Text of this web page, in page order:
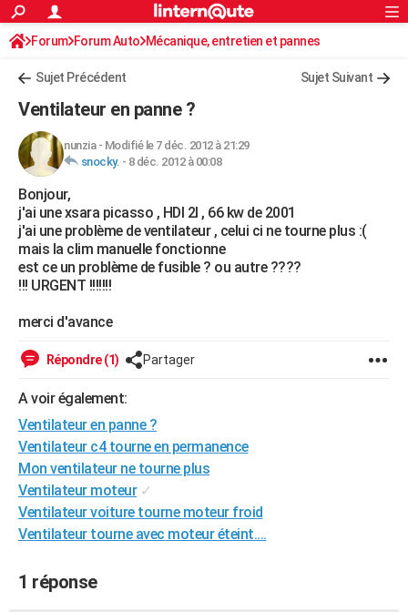
ACTUALITÉS
Politique
Société
Faits Divers
Education
Monde
Villes
+
FINANCE
Retraite
Impôts
Epargne
Immobilier
Risques naturels par ville
Banque
Assurance
Crédit
AUTO
Essais
Réserver un essai
Citadines
Berlines
SUV
Forum auto
+HIGH-TECH
Mobiles
Meilleur smartphone
Internet
Ordinateurs
Jeux vidéo
Guide high-tech
+BRICOLAGE
Forum
Aménagement intérieur
Extérieur
Cuisine
Salle de bains
Jardinage
Rangement
WEEK-END
Guides de France
Escapades
Patrimoine
Expositions
Musées
Week-end nature
LIFESTYLE
Art de vivre
Bien-être
Loisirs
Mode
Modes de vie
SANTE
VOYAGE
Destinations
City break
Voyage nature
Voyage de noces
Forum
Climat
+PHOTO
GUIDES D'ACHAT
BONS PLANS
CARTE DE VOEUX
Carte de Noël
Carte Bonne année
Carte Saint-Valentin
Carte Pâques
Carte d'anniversaire
DICTIONNAIRE
Rechercher
S'inscrire
Connexion
Forum Forum Auto Mécanique, entretien et pannes
Sujet Précédent Sujet Suivant
Ventilateur en panne ?
nunzia- Modifié le 7 déc. 2012 à 21:29
snocky. - 8 déc. 2012 à 00:08
Bonjour,
j'ai une xsara picasso , HDI 2l , 66 kw de 2001
j'ai une problème de ventilateur , celui ci ne tourne plus :(
mais la clim manuelle fonctionne
est ce un problème de fusible ? ou autre ????
!!! URGENT !!!!!!!
merci d'avance
Répondre (1) Partager
A voir également:
Ventilateur en panne ?
Ventilateur c4 tourne en permanence
Mon ventilateur ne tourne plus
Ventilateur moteur ✓
Ventilateur voiture tourne moteur froid
Ventilateur tourne avec moteur éteint....
1 réponse